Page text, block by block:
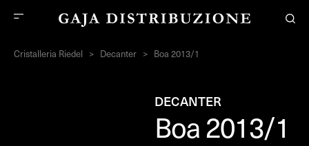
Cristalleria Riedel > Decanter > Boa 2013/1
DECANTER
Boa 2013/1